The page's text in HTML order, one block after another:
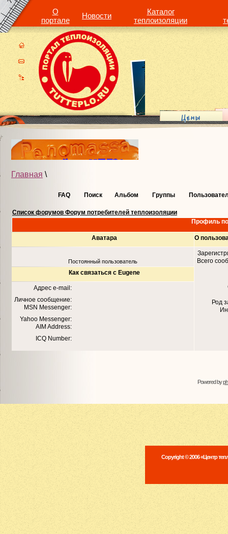
О
портале
Новости
Каталог
теплоизоляции
Главная \
FAQ Поиск Альбом Группы
Список форумов Форум потребителей теплоизоляции
Профиль
Аватара О
Постоянный пользователь
Всего
Род
Как связаться с Eugene
Адрес e-mail:
Личное сообщение:
MSN Messenger:
Yahoo Messenger:
AIM Address:
ICQ Number:
Powered by
Copyright © 2006 «Центр